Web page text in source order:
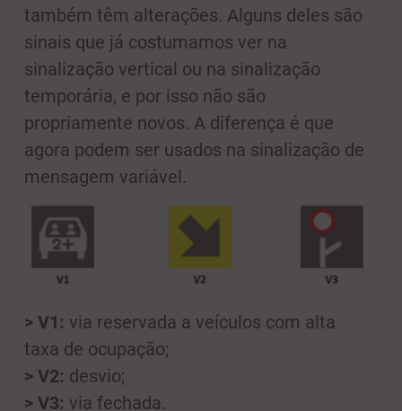
também têm alterações. Alguns deles são
sinais que já costumamos ver na
sinalização vertical ou na sinalização
temporária, e por isso não são
propriamente novos. A diferença é que
agora podem ser usados na sinalização de
mensagem variável.
> V1: via reservada a veículos com alta
taxa de ocupação;
> V2: desvio;
> V3: via fechada.